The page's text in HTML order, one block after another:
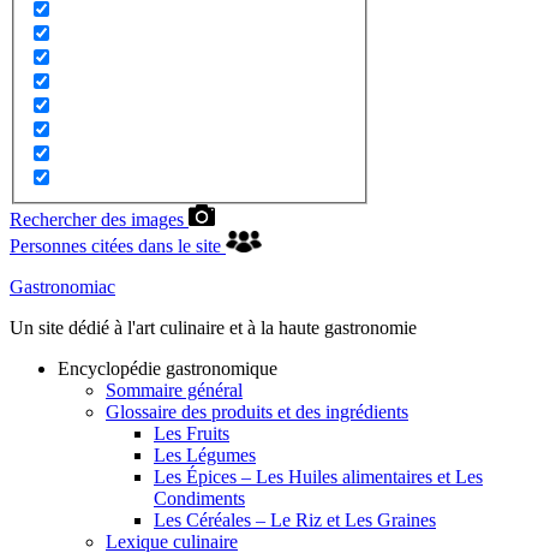
Rechercher des images
Personnes citées dans le site
Gastronomiac
Un site dédié à l'art culinaire et à la haute gastronomie
Encyclopédie gastronomique
Sommaire général
Glossaire des produits et des ingrédients
Les Fruits
Les Légumes
Les Épices – Les Huiles alimentaires et Les
Condiments
Les Céréales – Le Riz et Les Graines
Lexique culinaire